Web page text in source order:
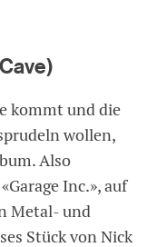
kommt und die
wollen,
Also
Inc.», auf
Metal- und
Stück von Nick